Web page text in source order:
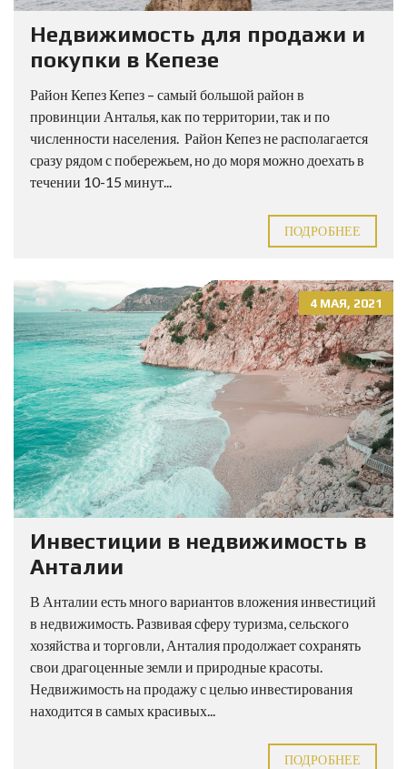
Недвижимость для продажи и
покупки в Кепезе
Район Кепез Кепез – самый большой район в
провинции Анталья, как по территории, так и по
численности населения. Район Кепез не располагается
сразу рядом с побережьем, но до моря можно доехать в
течении 10-15 минут...
ПОДРОБНЕЕ
4 МАЯ, 2021
Инвестиции в недвижимость в
Анталии
В Анталии есть много вариантов вложения инвестиций
в недвижимость. Развивая сферу туризма, сельского
хозяйства и торговли, Анталия продолжает сохранять
свои драгоценные земли и природные красоты.
Недвижимость на продажу с целью инвестирования
находится в самых красивых...
ПОДРОБНЕЕ